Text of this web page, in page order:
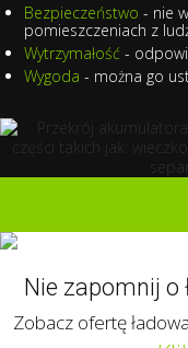
Bezpieczeństwo - nie
pomieszczeniach z
Wytrzymałość -
Wygoda - można go
Nie zapomnij o
Zobacz ofertę